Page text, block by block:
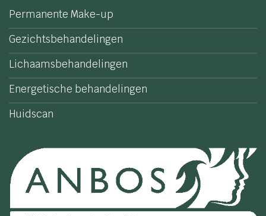
Permanente Make-up
Gezichtsbehandelingen
Lichaamsbehandelingen
Energetische behandelingen
Huidscan